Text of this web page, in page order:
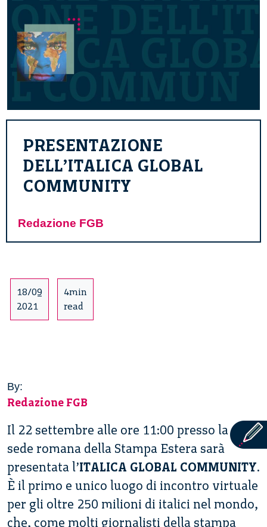
PRESENTAZIONE
DELL’ITALICA GLOBAL
COMMUNITY
Redazione FGB
18/09
2021
4min
read
By:
Redazione FGB
Il 22 settembre alle ore 11:00 presso la
sede romana della Stampa Estera sarà
presentata l’ITALICA GLOBAL COMMUNITY.
È il primo e unico luogo di incontro virtuale
per gli oltre 250 milioni di italici nel mondo,
che, come molti giornalisti della stampa